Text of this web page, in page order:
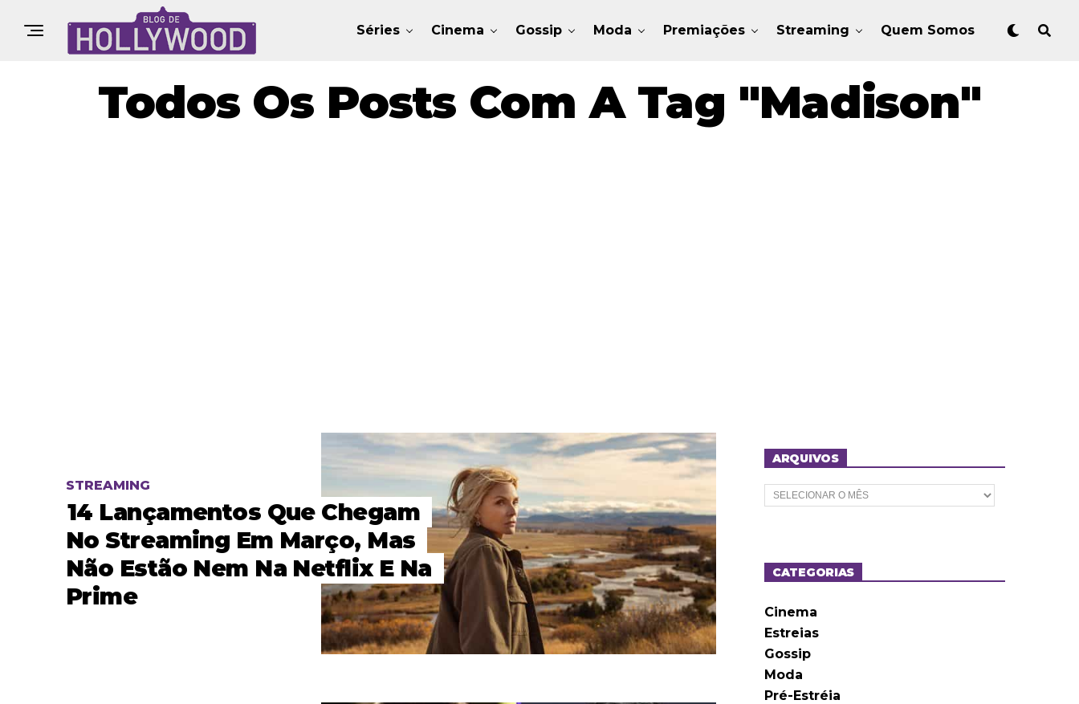
Séries Cinema Gossip Moda Premiações Streaming Quem Somos
Todos Os Posts Com A Tag "Madison"
STREAMING
14 Lançamentos Que Chegam
No Streaming Em Março, Mas
Não Estão Nem Na Netflix E Na
Prime
ARQUIVOS
A
r
o
sCATEGORIAS
Cinema
Estreias
Gossip
Moda
Pré-Estréia